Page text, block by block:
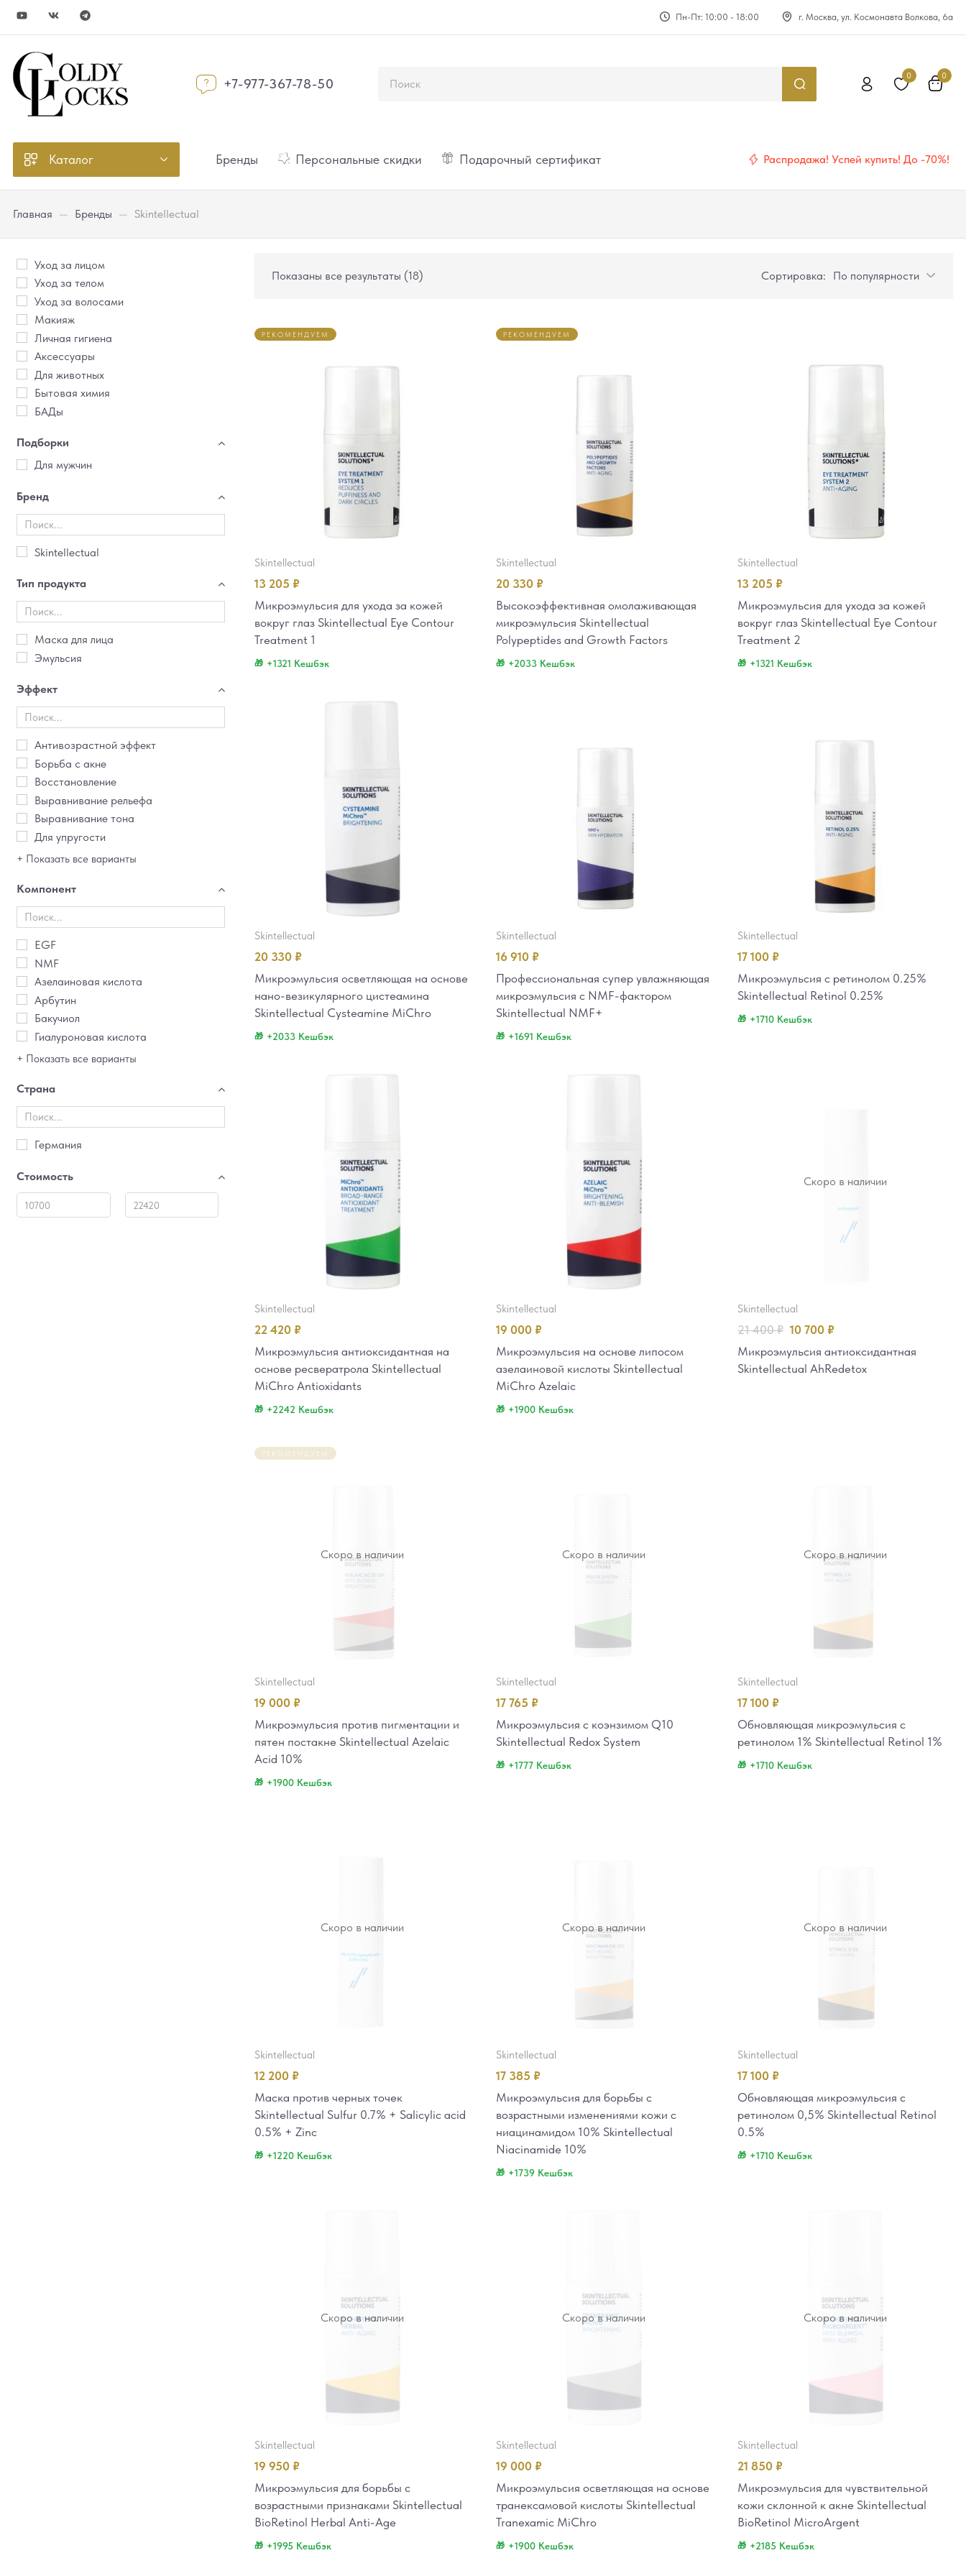
Пн-Пт: 10:00 - 18:00 г. Москва, ул. Космонавта Волкова, 6а
+7-977-367-78-50 0 0
Каталог Бренды Персональные скидки Подарочный сертификат Распродажа! Успей купить! До -70%!
Главная — Бренды — Skintellectual
Уход за лицом
Уход за телом
Уход за волосами
Макияж
Личная гигиена
Аксессуары
Для животных
Бытовая химия
БАДы
Подборки
Для мужчин
Бренд
Skintellectual
Тип продукта
Маска для лица
Эмульсия
Эффект
Антивозрастной эффект
Борьба с акне
Восстановление
Выравнивание рельефа
Выравнивание тона
Для упругости
+ Показать все варианты
Компонент
EGF
NMF
Азелаиновая кислота
Арбутин
Бакучиол
Гиалуроновая кислота
+ Показать все варианты
Страна
Германия
Стоимость
Показаны все результаты (18) Сортировка: По популярности
РЕКОМЕНДУЕМ
skintellectual
13 205 ₽
Микроэмульсия для ухода за кожей
вокруг глаз Skintellectual Eye Contour
Treatment 1
+1321 Кешбэк
РЕКОМЕНДУЕМ
skintellectual
20 330 ₽
Высокоэффективная омолаживающая
микроэмульсия Skintellectual
Polypeptides and Growth Factors
+2033 Кешбэк
skintellectual
13 205 ₽
Микроэмульсия для ухода за кожей
вокруг глаз Skintellectual Eye Contour
Treatment 2
+1321 Кешбэк
skintellectual
20 330 ₽
Микроэмульсия осветляющая на основе
нано-везикулярного цистеамина
Skintellectual Cysteamine MiChro
+2033 Кешбэк
skintellectual
16 910 ₽
Профессиональная супер увлажняющая
микроэмульсия с NMF-фактором
Skintellectual NMF+
+1691 Кешбэк
skintellectual
17 100 ₽
Микроэмульсия с ретинолом 0.25%
Skintellectual Retinol 0.25%
+1710 Кешбэк
skintellectual
22 420 ₽
Микроэмульсия антиоксидантная на
основе ресвератрола Skintellectual
MiChro Antioxidants
+2242 Кешбэк
skintellectual
19 000 ₽
Микроэмульсия на основе липосом
азелаиновой кислоты Skintellectual
MiChro Azelaic
+1900 Кешбэк
Скоро в наличии
skintellectual
21 400₽ 10 700 ₽
Микроэмульсия антиоксидантная
Skintellectual AhRedetox
Скоро в наличии
РЕКОМЕНДУЕМ
skintellectual
19 000 ₽
Микроэмульсия против пигментации и
пятен постакне Skintellectual Azelaic
Acid 10%
+1900 Кешбэк
Скоро в наличии
skintellectual
17 765 ₽
Микроэмульсия с коэнзимом Q10
Skintellectual Redox System
+1777 Кешбэк
Скоро в наличии
skintellectual
17 100 ₽
Обновляющая микроэмульсия с
ретинолом 1% Skintellectual Retinol 1%
+1710 Кешбэк
Скоро в наличии
skintellectual
12 200 ₽
Маска против черных точек
Skintellectual Sulfur 0.7% + Salicylic acid
0.5% + Zinc
+1220 Кешбэк
Скоро в наличии
skintellectual
17 385 ₽
Микроэмульсия для борьбы с
возрастными изменениями кожи с
ниацинамидом 10% Skintellectual
Niacinamide 10%
+1739 Кешбэк
Скоро в наличии
skintellectual
17 100 ₽
Обновляющая микроэмульсия с
ретинолом 0,5% Skintellectual Retinol
0.5%
+1710 Кешбэк
Скоро в наличии
skintellectual
19 950 ₽
Микроэмульсия для борьбы с
возрастными признаками Skintellectual
BioRetinol Herbal Anti-Age
+1995 Кешбэк
Скоро в наличии
skintellectual
19 000 ₽
Микроэмульсия осветляющая на основе
транексамовой кислоты Skintellectual
Tranexamic MiChro
+1900 Кешбэк
Скоро в наличии
skintellectual
21 850 ₽
Микроэмульсия для чувствительной
кожи склонной к акне Skintellectual
BioRetinol MicroArgent
+2185 Кешбэк